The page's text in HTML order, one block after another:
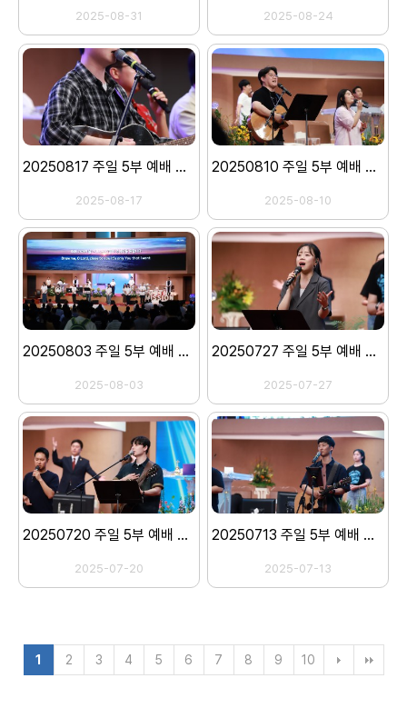
2025-08-31 2025-08-24
20250817 주일 5부 예배 스캐치
2025-08-17
20250810 주일 5부 예배 스캐치
2025-08-10
20250803 주일 5부 예배 스캐치
2025-08-03
20250727 주일 5부 예배 스캐치
2025-07-27
20250720 주일 5부 예배 스캐치
2025-07-20
20250713 주일 5부 예배 스캐치
2025-07-13
1 2 3 4 5 6 7 8 9 10